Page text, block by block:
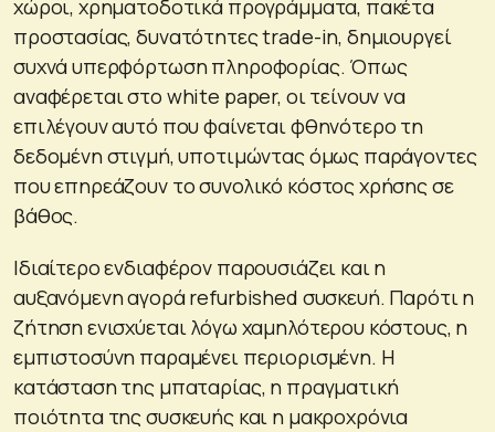
χώροι, χρηματοδοτικά προγράμματα, πακέτα
προστασίας, δυνατότητες trade-in, δημιουργεί
συχνά υπερφόρτωση πληροφορίας. Όπως
αναφέρεται στο white paper, οι τείνουν να
επιλέγουν αυτό που φαίνεται φθηνότερο τη
δεδομένη στιγμή, υποτιμώντας όμως παράγοντες
που επηρεάζουν το συνολικό κόστος χρήσης σε
βάθος.
Ιδιαίτερο ενδιαφέρον παρουσιάζει και η
αυξανόμενη αγορά refurbished συσκευή. Παρότι η
ζήτηση ενισχύεται λόγω χαμηλότερου κόστους, η
εμπιστοσύνη παραμένει περιορισμένη. Η
κατάσταση της μπαταρίας, η πραγματική
ποιότητα της συσκευής και η μακροχρόνια